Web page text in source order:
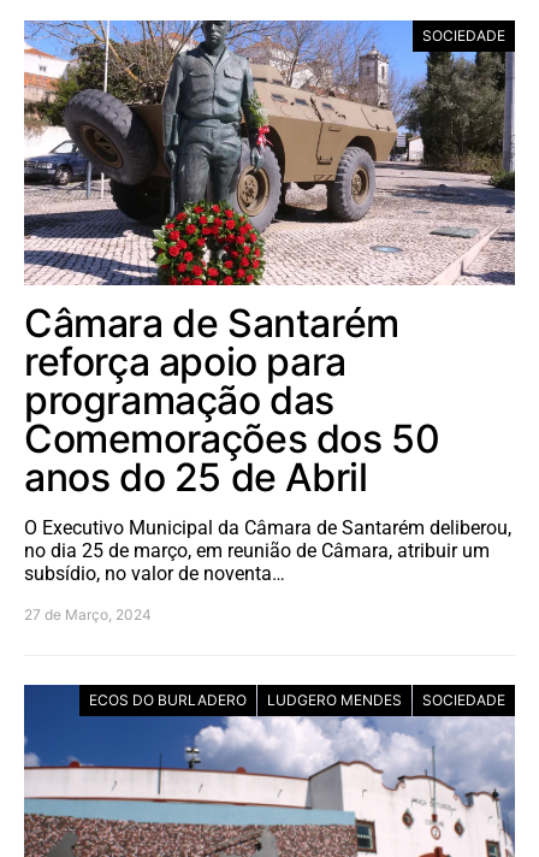
SOCIEDADE
Câmara de Santarém
reforça apoio para
programação das
Comemorações dos 50
anos do 25 de Abril
O Executivo Municipal da Câmara de Santarém deliberou,
no dia 25 de março, em reunião de Câmara, atribuir um
subsídio, no valor de noventa…
27 de Março, 2024
ECOS DO BURLADERO LUDGERO MENDES SOCIEDADE